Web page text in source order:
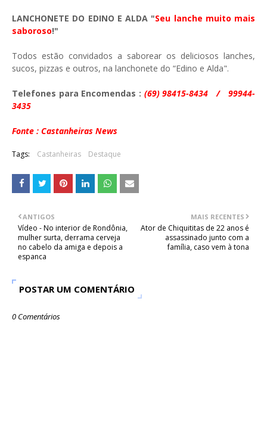
LANCHONETE DO EDINO E ALDA "Seu lanche muito mais
saboroso!"
Todos estão convidados a saborear os deliciosos lanches,
sucos, pizzas e outros, na lanchonete do “Edino e Alda".
Telefones para Encomendas : (69) 98415-8434 / 99944-
3435
Fonte : Castanheiras News
Tags: Castanheiras Destaque
MAIS RECENTES
Ator de Chiquititas de 22 anos é
assassinado junto com a
família, caso vem à tona
ANTIGOS
Vídeo - No interior de Rondônia,
mulher surta, derrama cerveja
no cabelo da amiga e depois a
espanca
POSTAR UM COMENTÁRIO
0 Comentários